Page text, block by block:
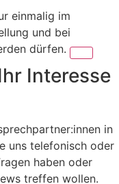
einmalig im
und bei
dürfen.
Interesse
in
uns telefonisch oder
haben oder
treffen wollen.